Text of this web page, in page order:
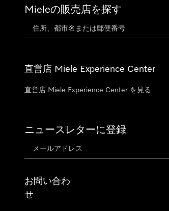
Mieleの販売店を探す
直営店 Miele Experience Center
直営店 Miele Experience Center を見る
ニュースレターに登録
お問い合わ
せ